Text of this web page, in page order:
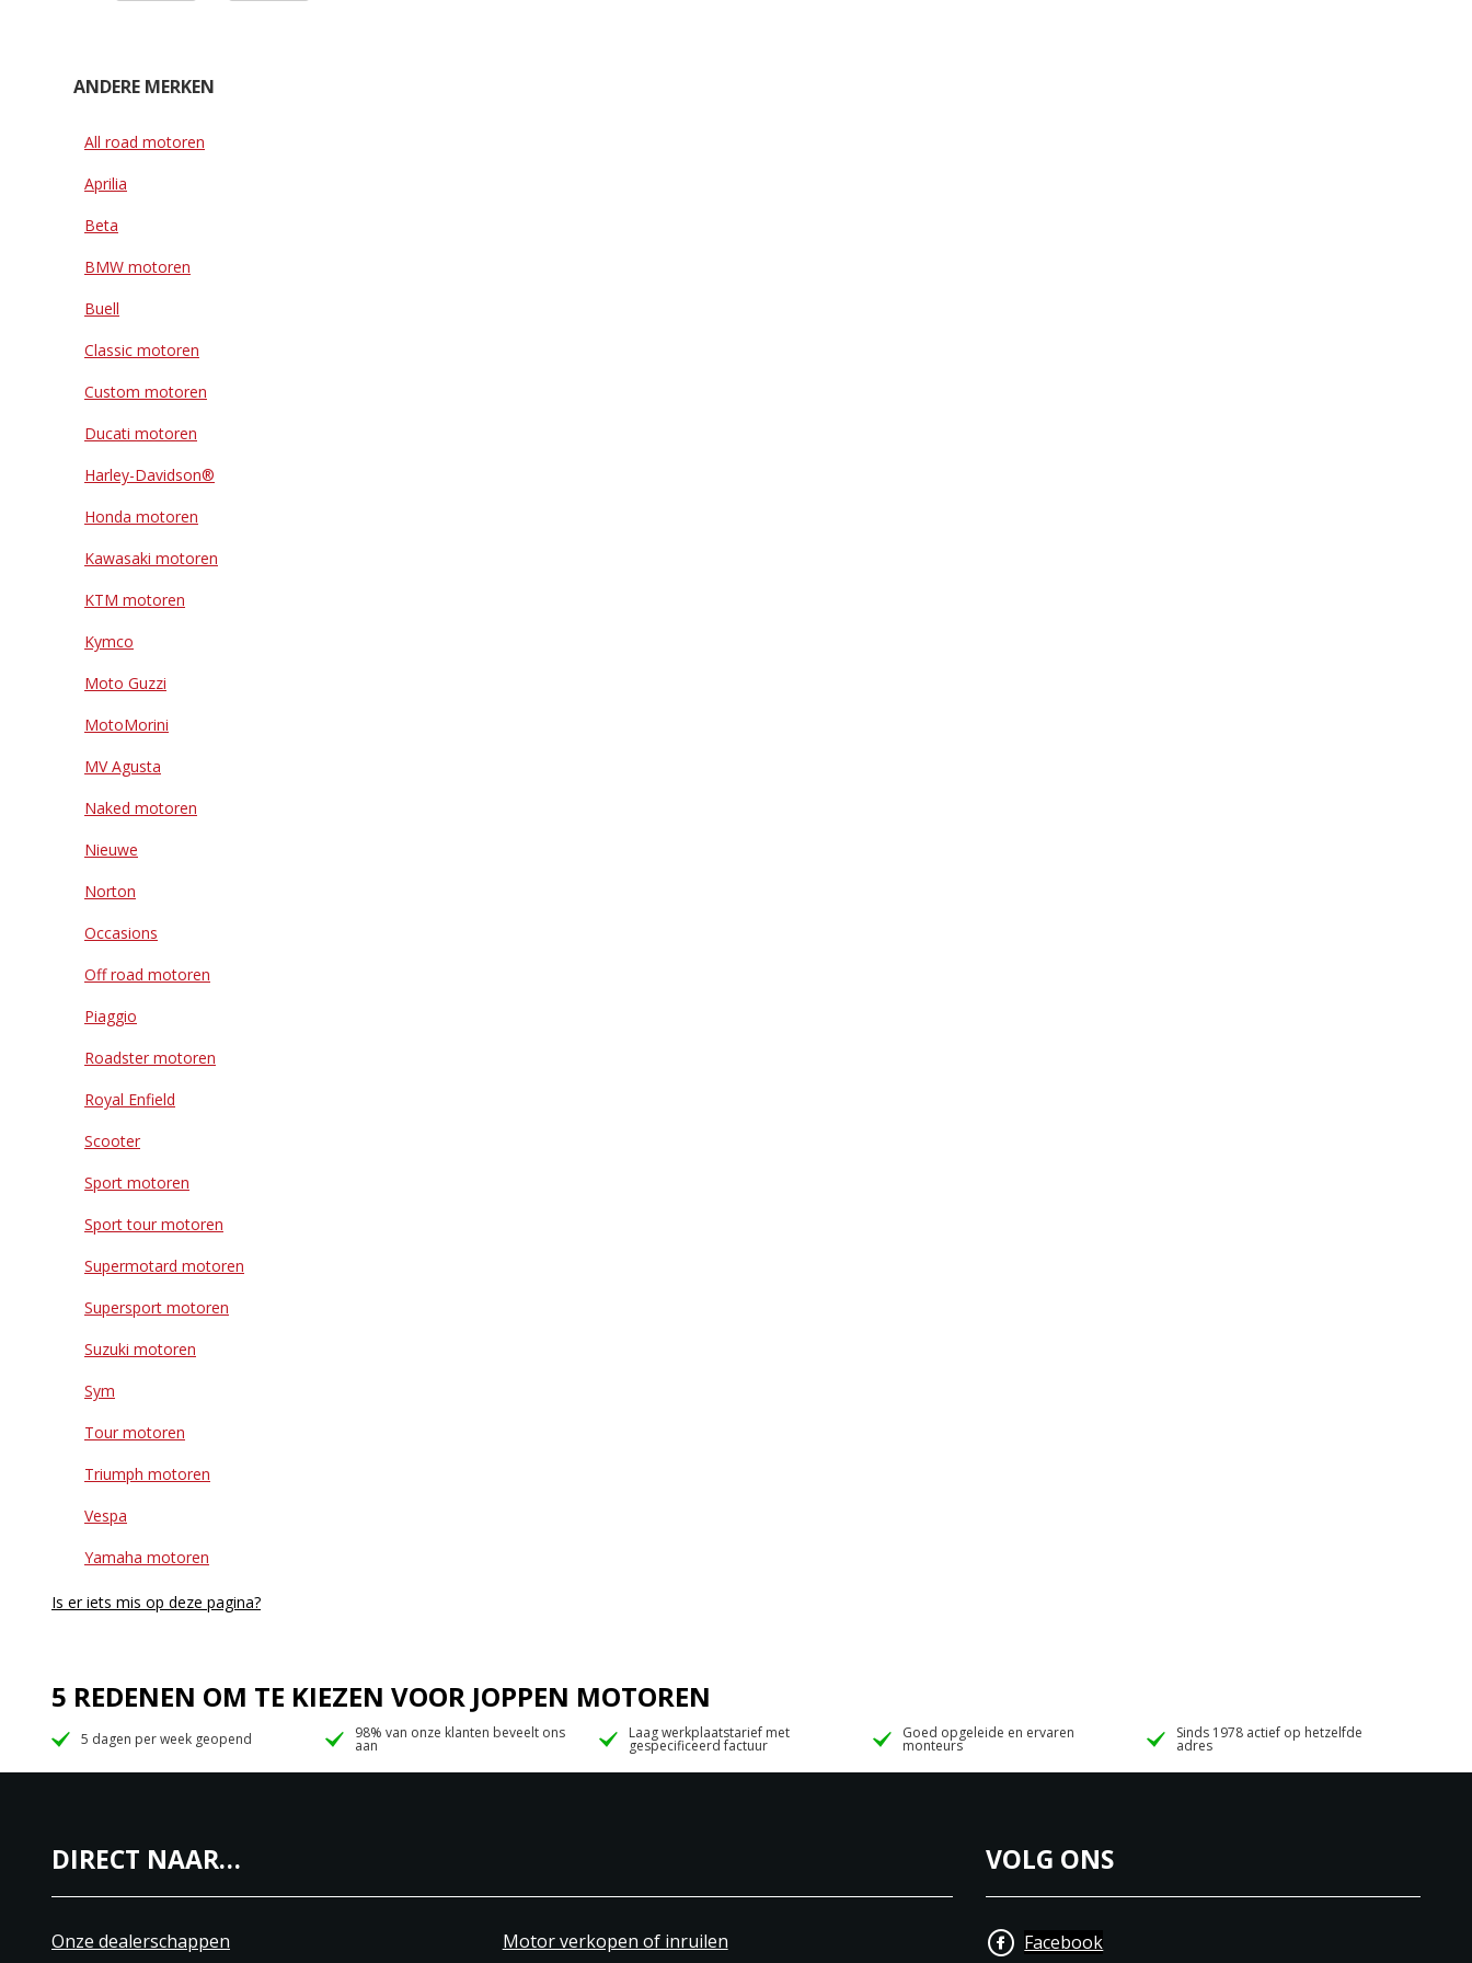
ANDERE MERKEN
All road motoren
Aprilia
Beta
BMW motoren
Buell
Classic motoren
Custom motoren
Ducati motoren
Harley-Davidson®
Honda motoren
Kawasaki motoren
KTM motoren
Kymco
Moto Guzzi
MotoMorini
MV Agusta
Naked motoren
Nieuwe
Norton
Occasions
Off road motoren
Piaggio
Roadster motoren
Royal Enfield
Scooter
Sport motoren
Sport tour motoren
Supermotard motoren
Supersport motoren
Suzuki motoren
Sym
Tour motoren
Triumph motoren
Vespa
Yamaha motoren
Is er iets mis op deze pagina?
5 REDENEN OM TE KIEZEN VOOR JOPPEN MOTOREN
5 dagen per week geopend 98% van onze klanten beveelt ons
aan
Laag werkplaatstarief met
gespecificeerd factuur
Goed opgeleide en ervaren
monteurs
Sinds 1978 actief op hetzelfde
adres
DIRECT NAAR…
Onze dealerschappen Motor verkopen of inruilen
VOLG ONS
Facebook